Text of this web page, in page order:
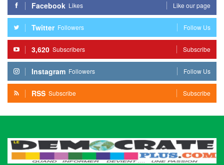
Facebook Likes Like our page
Twitter Followers Follow Us
3,620 Subscribers Subscribe
Instagram Followers Follow Us
RSS Subscribe Subscribe